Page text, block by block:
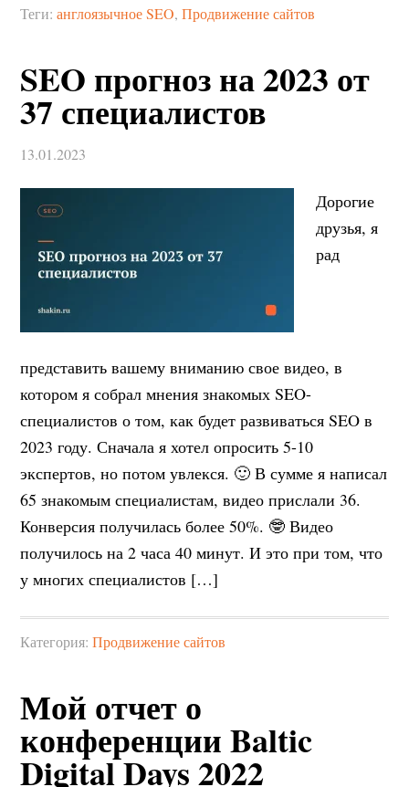
Теги:англоязычное SEO,Продвижение сайтов
SEO прогноз на 2023 от
37 специалистов
13.01.2023
Дорогие
друзья, я
рад
представить вашему вниманию свое видео, в
котором я собрал мнения знакомых SEO-
специалистов о том, как будет развиваться SEO в
2023 году. Сначала я хотел опросить 5-10
экспертов, но потом увлекся. 🙂 В сумме я написал
65 знакомым специалистам, видео прислали 36.
Конверсия получилась более 50%. 🤓 Видео
получилось на 2 часа 40 минут. И это при том, что
у многих специалистов […]
Категория:Продвижение сайтов
Мой отчет о
конференции Baltic
Digital Days 2022